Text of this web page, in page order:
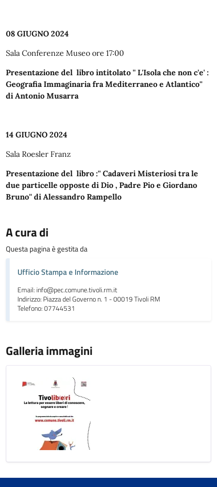
08 GIUGNO 2024
Sala Conferenze Museo ore 17:00
Presentazione del libro intitolato '' L'Isola che non c'e' :
Geografia Immaginaria fra Mediterraneo e Atlantico''
di Antonio Musarra
14 GIUGNO 2024
Sala Roesler Franz
Presentazione del libro :'' Cadaveri Misteriosi tra le
due particelle opposte di Dio , Padre Pio e Giordano
Bruno'' di Alessandro Rampello
A cura di
Questa pagina è gestita da
Ufficio Stampa e Informazione
Email: info@pec.comune.tivoli.rm.it
Indirizzo: Piazza del Governo n. 1 - 00019 Tivoli RM
Telefono: 07744531
Galleria immagini